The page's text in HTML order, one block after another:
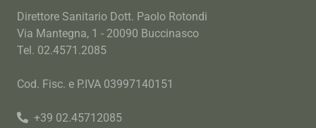
Direttore Sanitario Dott. Paolo Rotondi
Via Mantegna, 1 - 20090 Buccinasco
Tel. 02.4571.2085
Cod. Fisc. e P.IVA 03997140151
+39 02.45712085